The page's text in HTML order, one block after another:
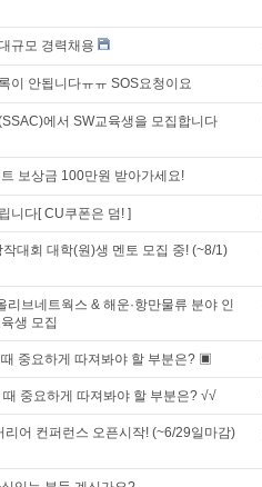
규모 경력채용
이 안됩니다ㅠㅠ SOS요청이요
에서 SW교육생을 모집합니다
보상금 100만원 받아가세요!
니다[ CU쿠폰은 덤! ]
대회 대학(원)생 멘토 모집 중! (~8/1)
리브네트웍스 & 해운·항만물류 분야 인
생 모집
중요하게 따져봐야 할 부분은? ▣
중요하게 따져봐야 할 부분은? √√
어 컨퍼런스 오픈시작! (~6/29일마감)